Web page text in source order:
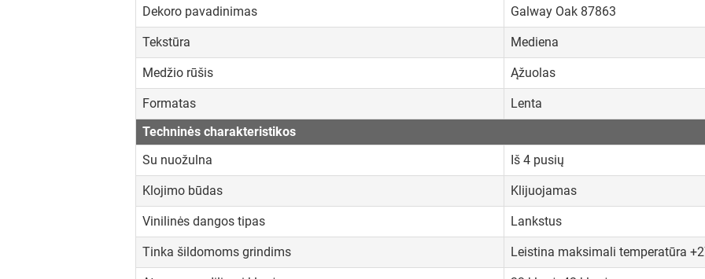
Dekoro pavadinimas
Galway Oak 87863
Tekstūra Mediena
Medžio rūšis Ąžuolas
Formatas
Lenta
Techninės charakteristikos
Su nuožulna
Iš 4 pusių
Klojimo būdas Klijuojamas
Vinilinės dangos tipas Lankstus
Tinka šildomoms grindims Leistina maksimali temperatūra